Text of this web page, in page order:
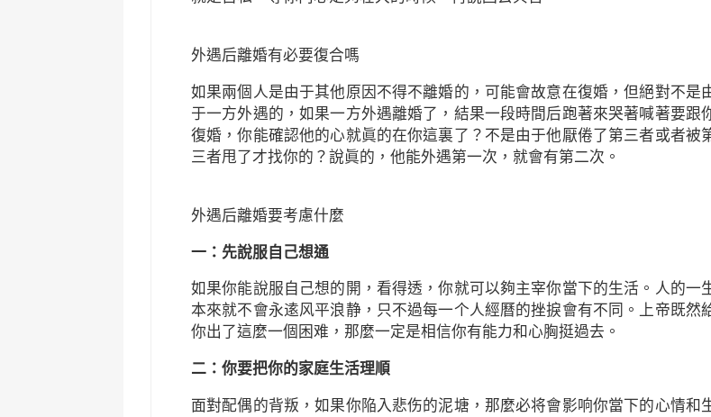
外遇后離婚有必要復合嗎
如果兩個人是由于其他原因不得不離婚的，可能會故意在復婚，但絕對不是
于一方外遇的，如果一方外遇離婚了，結果一段時間后跑著來哭著喊著要跟
復婚，你能確認他的心就眞的在你這裏了？不是由于他厭倦了第三者或者被
三者甩了才找你的？說眞的，他能外遇第一次，就會有第二次。
外遇后離婚要考慮什麼
一：先說服自己想通
如果你能說服自己想的開，看得透，你就可以夠主宰你當下的生活。人的一
本來就不會永逺风平浪静，只不過每一个人經曆的挫捩會有不同。上帝既然
你出了這麼一個困难，那麼一定是相信你有能力和心胸挺過去。
二：你要把你的家庭生活理順
面對配偶的背叛，如果你陥入悲伤的泥塘，那麼必将會影响你當下的心情和